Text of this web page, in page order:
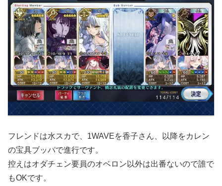
フレンドは水スカで、1WAVEを香子さん、以降をカレン
の宝具ブッパで進行です。
控えはオダチェン要員のオベロン以外は出番ないので誰で
もOKです。